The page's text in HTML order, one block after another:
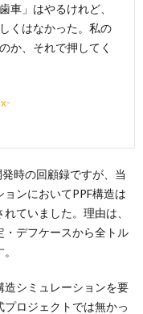
車」はやるけれど、
くはなかった。私の
か、それで押してく
時の回顧録ですが、当
ンにおいてPPF構造は
ていました。理由は、
デフケースから全トル
造シミュレーションを要
ロジェクトでは無かっ